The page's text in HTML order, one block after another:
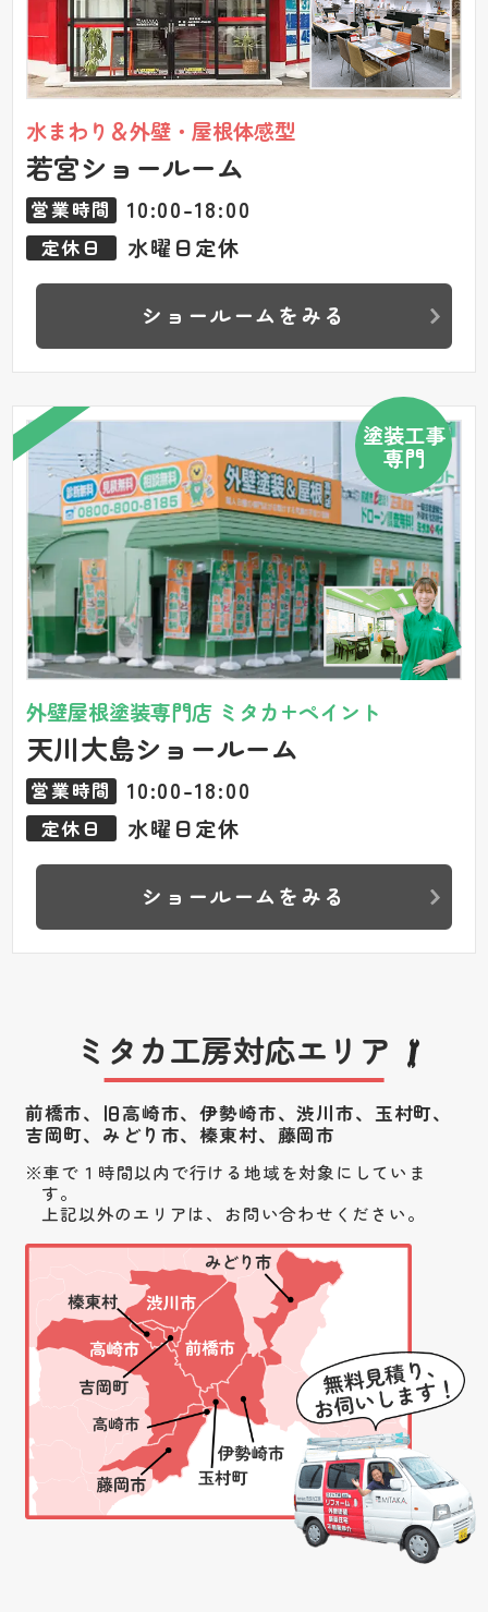
水まわり＆外壁・屋根体感型
若宮ショールーム
営業時間 10:00-18:00
定休日 水曜日定休
ショールームをみる
外壁屋根塗装専門店 ミタカ+ペイント
天川大島ショールーム
塗装工事
専門
営業時間 10:00-18:00
定休日 水曜日定休
ショールームをみる
ミタカ工房対応エリア
前橋市、旧高崎市、伊勢崎市、渋川市、 玉村町、
吉岡町、みどり市、榛東村、藤岡市
車で１時間以内で行ける地域を対象にしていま
す。
上記以外のエリアは、お問い合わせください。